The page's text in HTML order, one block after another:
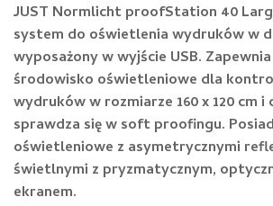
JUST Normlicht proofStation 40
system do oświetlenia wydruków w
wyposażony w wyjście USB.
środowisko oświetleniowe dla
wydruków w rozmiarze 160 x 120 cm i
sprawdza się w soft proofingu.
oświetleniowe z asymetrycznymi
świetlnymi z pryzmatycznym,
ekranem.